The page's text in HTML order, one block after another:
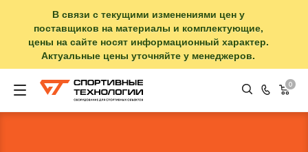
В связи с текущими изменениями цен у
поставщиков на материалы и комплектующие,
цены на сайте носят информационный характер.
Актуальные цены уточняйте у менеджеров.
0